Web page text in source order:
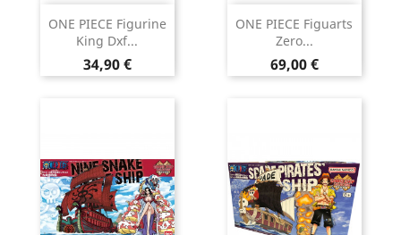
ONE PIECE Figurine
King Dxf...
Prix
34,90 €
ONE PIECE Figuarts
Zero...
Prix
69,00 €